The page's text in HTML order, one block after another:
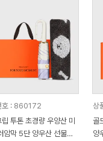
호 : 860172
투톤 초경량 우양산 미
암막 5단 양우산 선물세
상
골
양